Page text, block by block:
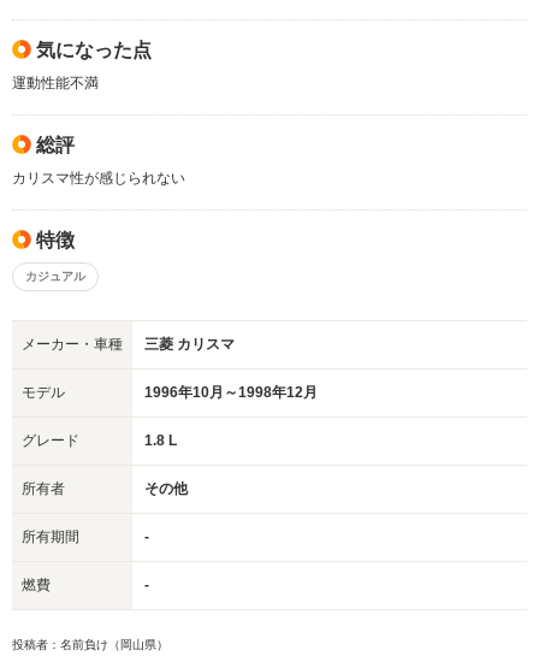
気になった点
運動性能不満
総評
カリスマ性が感じられない
特徴
カジュアル
メーカー・車種 三菱 カリスマ
モデル 1996年10月～1998年12月
グレード 1.8 L
所有者 その他
所有期間 -
燃費 -
投稿者：名前負け（岡山県）